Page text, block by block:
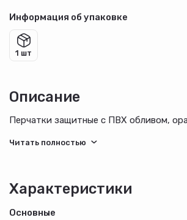
Информация об упаковке
1 шт
Описание
Перчатки защитные с ПВХ обливом,
Характеристики
Основные